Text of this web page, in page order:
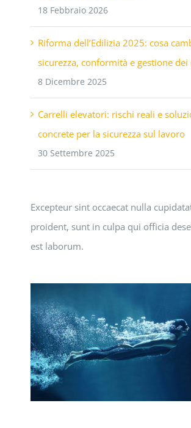
18 Febbraio 2026
Riforma dell’Edilizia 2025: cosa
sicurezza, conformità e gestione dei
8 Dicembre 2025
Carrelli elevatori: rischi reali e
concrete per la sicurezza sul lavoro
30 Settembre 2025
Excepteur sint occaecat nulla
proident, sunt in culpa qui officia
est laborum.